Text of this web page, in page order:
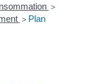
>
> Plan